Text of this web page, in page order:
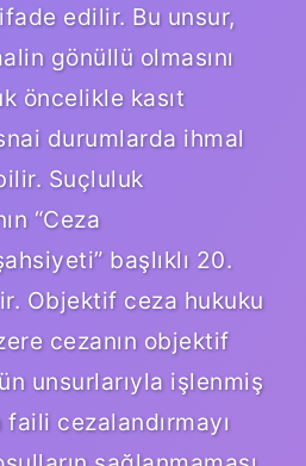
edilir. Bu unsur,
gönüllü olmasını
öncelikle kasıt
durumlarda ihmal
Suçluluk
“Ceza
başlıklı 20.
Objektif ceza hukuku
cezanın objektif
unsurlarıyla işlenmiş
cezalandırmayı